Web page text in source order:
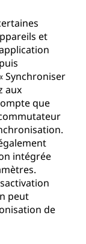
et
Synchroniser
aux
que
intégrée
peut
de